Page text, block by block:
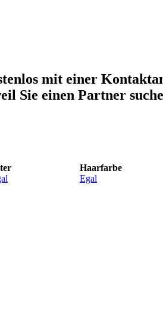
mit einer
Sie einen Partner
Haarfarbe
Egal